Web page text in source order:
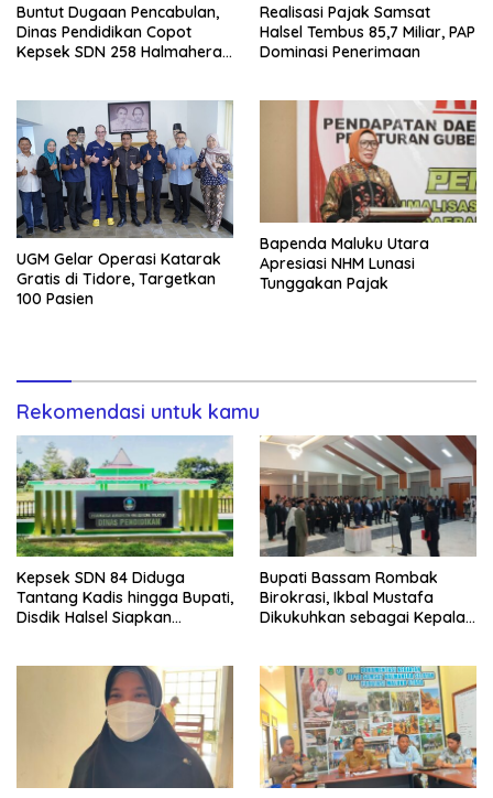
Buntut Dugaan Pencabulan,
Dinas Pendidikan Copot
Kepsek SDN 258 Halmahera
Realisasi Pajak Samsat
Halsel Tembus 85,7 Miliar, PAP
Dominasi Penerimaan
UGM Gelar Operasi Katarak
Gratis di Tidore, Targetkan
100 Pasien
Bapenda Maluku Utara
Apresiasi NHM Lunasi
Tunggakan Pajak
Rekomendasi untuk kamu
Kepsek SDN 84 Diduga
Tantang Kadis hingga Bupati,
Disdik Halsel Siapkan
Bupati Bassam Rombak
Birokrasi, Ikbal Mustafa
Dikukuhkan sebagai Kepala